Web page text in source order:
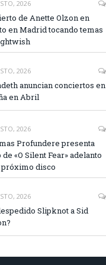
2026
de Anette Olzon en
en Madrid tocando temas
2026
anuncian conciertos en
en Abril
2026
Profundere presenta
«O Silent Fear» adelanto
próximo disco
2026
Slipknot a Sid